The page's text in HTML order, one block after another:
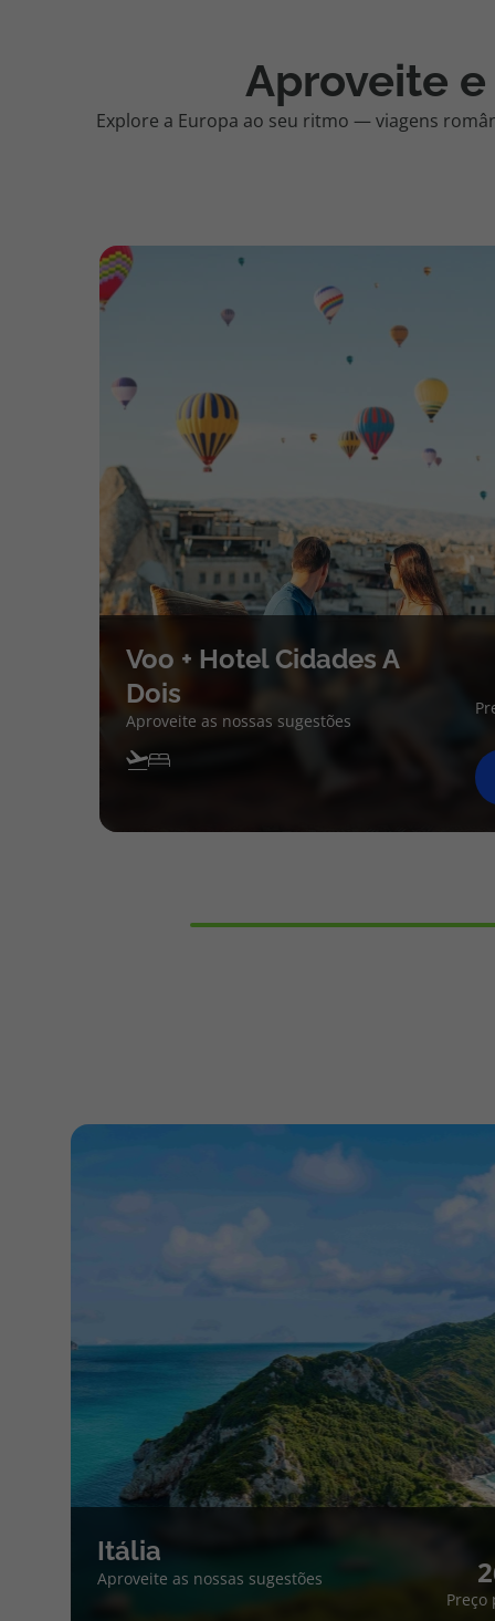
Aproveite e
Explore a Europa ao seu ritmo — viagens
Voo + Hotel Cidades A
Dois
Aproveite as nossas sugestões
Itália
Aproveite as nossas sugestões
Preço